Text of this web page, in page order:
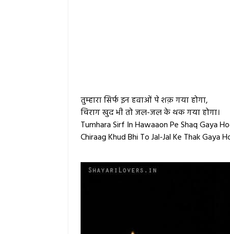
तुम्हारा सिर्फ इन हवाओं पे शक़ गया होगा,
चिराग खुद भी तो जल-जल के थक गया होगा।
Tumhara Sirf In Hawaaon Pe Shaq Gaya
Chiraag Khud Bhi To Jal-Jal Ke Thak Gaya